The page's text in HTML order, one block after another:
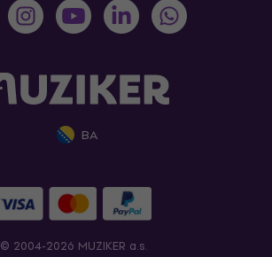
BA
© 2004-2026 MUZIKER a.s.